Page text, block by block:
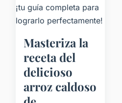
Masteriza la
receta del
delicioso
arroz caldoso